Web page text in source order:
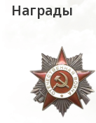
Награды